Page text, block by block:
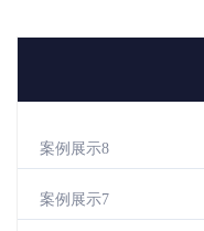
案例展示8
案例展示7